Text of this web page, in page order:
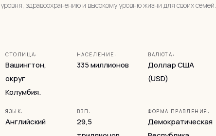
уровня, здравоохранению и высокому уровню жизни для своих семей.
СТОЛИЦА:
Вашингтон,
округ
Колумбия.
НАСЕЛЕНИЕ:
335 миллионов
ВАЛЮТА:
Доллар США
(USD)
ЯЗЫК:
Английский
ВВП:
29,5
ФОРМА ПРАВЛЕНИЯ:
Демократическая